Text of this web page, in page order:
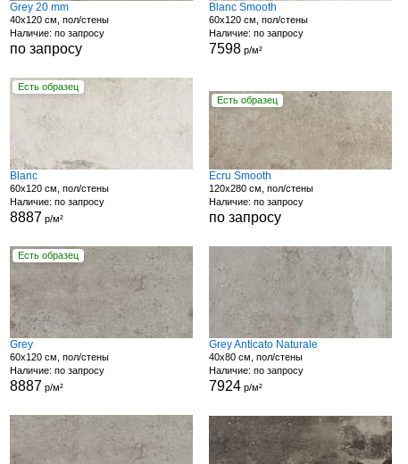
Grey 20 mm
40x120 см, пол/стены
Наличие: по запросу
по запросу
Blanc Smooth
60x120 см, пол/стены
Наличие: по запросу
7598 р/м²
Есть образец
Blanc
60x120 см, пол/стены
Наличие: по запросу
8887 р/м²
Есть образец
Ecru Smooth
120x280 см, пол/стены
Наличие: по запросу
по запросу
Есть образец
Grey
60x120 см, пол/стены
Наличие: по запросу
8887 р/м²
Grey Anticato Naturale
40x80 см, пол/стены
Наличие: по запросу
7924 р/м²